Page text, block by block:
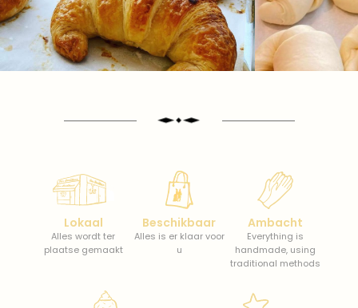
Lokaal
Alles wordt ter
plaatse gemaakt
Beschikbaar
Alles is er klaar voor
u
Ambacht
Everything is
handmade, using
traditional methods